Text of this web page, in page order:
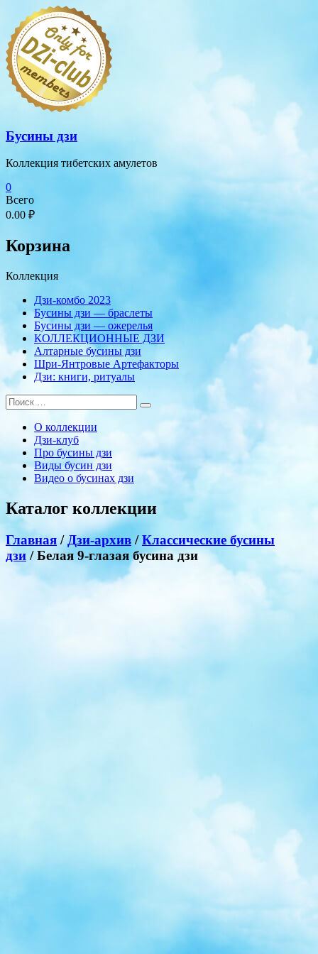
Перейти
содержимому
Бусины дзи
Коллекция тибетских амулетов
0
Всего
0.00 ₽
Корзина
Коллекция
Дзи-комбо 2023
Бусины дзи — браслеты
Бусины дзи — ожерелья
КОЛЛЕКЦИОННЫЕ ДЗИ
Алтарные бусины дзи
Шри-Янтровые Артефакторы
Дзи: книги, ритуалы
О коллекции
Дзи-клуб
Про бусины дзи
Виды бусин дзи
Видео о бусинах дзи
Каталог коллекции
Главная /Дзи-архив /Классические бусины
дзи / Белая 9-глазая бусина дзи